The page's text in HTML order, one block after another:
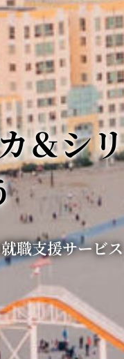
＆シ
職支援サービス